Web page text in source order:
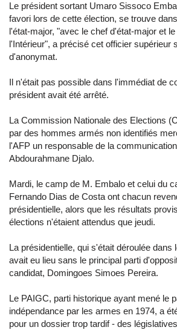
Le président sortant Umaro Sissoco
favori lors de cette élection, se trouve
l'état-major, "avec le chef d'état-major et
l'Intérieur", a précisé cet officier supérieur
d'anonymat.
Il n'était pas possible dans l'immédiat de
président avait été arrêté.
La Commission Nationale des Elections
par des hommes armés non identifiés
l'AFP un responsable de la
Abdourahmane Djalo.
Mardi, le camp de M. Embalo et celui du
Fernando Dias de Costa ont chacun
présidentielle, alors que les résultats
élections n'étaient attendus que jeudi.
La présidentielle, qui s'était déroulée dans
avait eu lieu sans le principal parti
candidat, Domingoes Simoes Pereira.
Le PAIGC, parti historique ayant mené le
indépendance par les armes en 1974, a
pour un dossier trop tardif - des